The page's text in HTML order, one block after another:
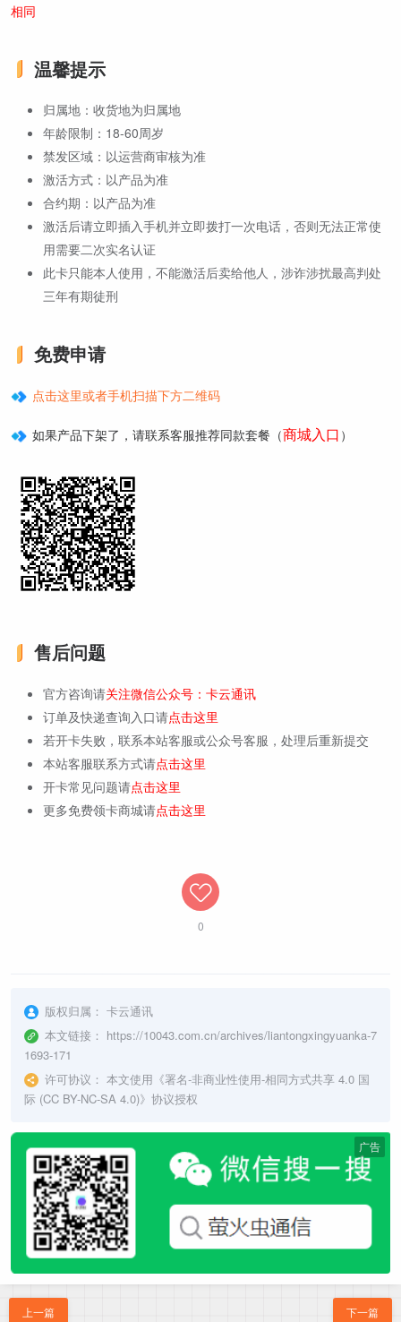
相同
温馨提示
归属地：收货地为归属地
年龄限制：18-60周岁
禁发区域：以运营商审核为准
激活方式：以产品为准
合约期：以产品为准
激活后请立即插入手机并立即拨打一次电话，否则无法正常使
用需要二次实名认证
此卡只能本人使用，不能激活后卖给他人，涉诈涉扰最高判处
三年有期徒刑
免费申请
点击这里或者手机扫描下方二维码
如果产品下架了，请联系客服推荐同款套餐（商城入口 ）
售后问题
官方咨询请关注微信公众号：卡云通讯
订单及快递查询入口请点击这里
若开卡失败，联系本站客服或公众号客服，处理后重新提交
本站客服联系方式请点击这里
开卡常见问题请点击这里
更多免费领卡商城请点击这里
0
版权归属： 卡云通讯
本文链接： https://10043.com.cn/archives/liantongxingyuanka-7
1693-171
许可协议： 本文使用《署名-非商业性使用-相同方式共享 4.0 国
际 (CC BY-NC-SA 4.0)》协议授权
广告
上一篇 下一篇